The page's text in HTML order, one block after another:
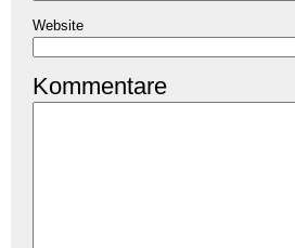
Website
Kommentare